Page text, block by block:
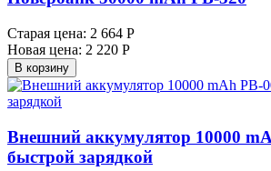
Старая цена: 2 664 Р
Новая цена: 2 220 Р
В корзину
Внешний аккумулятор 10000
быстрой зарядкой